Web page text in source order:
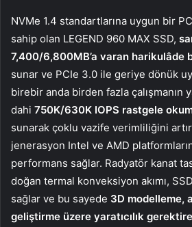
NVMe 1.4 standartlarına uygun bir
sahip olan LEGEND 960 MAX SSD,
7,400/6,800MB’a varan harikulâde
sunar ve PCIe 3.0 ile geriye dönük
birebir anda birden fazla çalışmanın
dahi 750K/630K IOPS rastgele
sunarak çoklu vazife verimliliğini
jenerasyon Intel ve AMD
performans sağlar. Radyatör kanat
doğan termal konveksiyon akımı,
sağlar ve bu sayede 3D modelleme,
geliştirme üzere yaratıcılık